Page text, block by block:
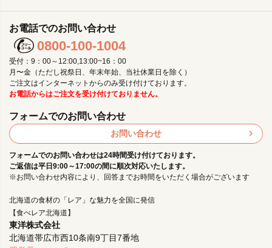
北海道の食材の「レア」な魅力を全国に発信
【食べレア北海道】
東洋株式会社
北海道帯広市西10条南9丁目7番地
お電話でのお問い合わせ
0800-100-1004
受付：9：00～12:00,13:00~16：00
月〜金（ただし祝祭日、年末年始、当社休業日を除く）
ご注文はインターネットからのみ受け付けております。
お電話からはご注文を受け付けておりません。
フォームでのお問い合わせ
お問い合わせ
フォームでのお問い合わせは24時間受け付けております。
ご返信は平日9:00～17:00の間に順次対応いたします。
※お問い合わせ内容により、回答までお時間をいただく場合がございます